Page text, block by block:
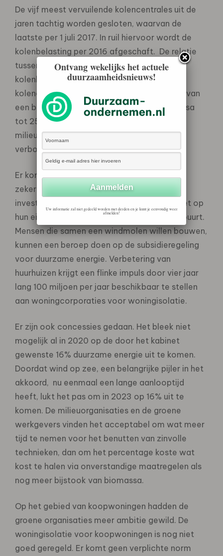
De vijf meest vervuilende kolencentrales uit de
jaren tachtig worden gesloten, waarvan de
laatste per 1 juli 2017. In ruil hiervoor wordt de
kolenbelasting per 2016 afgeschaft. De relatie
tussen enerzijds het afschaffen van de
kolenbelasting en het afbouwen van de
kolencapaciteit en anderzijds het realiseren van
een begrenzing op het bijstoken van biomassa
tot 25 Petajoules zijn voor de natuur- en
milieuorganisaties onlosmakelijk met elkaar
verbonden.
Er komt een goede regeling die langdurige
zekerheid biedt aan mensen die zelf willen
investeren in zonnepanelen, ook als deze niet op
hun eigen dak staan maar op een dak in de buurt.
Mensen die samen een windmolen willen bouwen,
kunnen een beroep doen op de subsidieregeling
voor duurzame energie. Verbetering van
huurhuizen krijgt een flinke impuls door vier jaar
lang 100 miljoen per jaar beschikbaar te stellen
aan woningcorporaties voor woningisolatie.
Er zijn ook concessies gedaan. Het bleek niet
mogelijk al in 2020 op de door het kabinet
gewenste 16% duurzame energie uit te komen.
Doordat wind op zee, een belangrijke pijler in het
akkoord, nu eenmaal een lange aanlooptijd
heeft, lukt het pas om in 2023 op 16% uit te
komen. De milieuorganisaties en de groene
werkgevers vinden het acceptabel om wat meer
tijd te nemen voor het benutten van zinvolle
technieken, dan om het percentage koste wat
kost te halen via onverstandige maatregelen als
nog meer bijstook van biomassa.
Op het gebied van koopwoningen hadden de
groene organisaties meer ambitie gewild. De
woningisolatie voor koopwoningen is nog niet
goed geregeld. Er komt geen verplichte norm
Ontvang wekelijks het actuele
duurzaamheidsnieuws!
Uw informatie zal niet gedeeld worden met derden en je kunt je eenvoudig weer
afmelden!